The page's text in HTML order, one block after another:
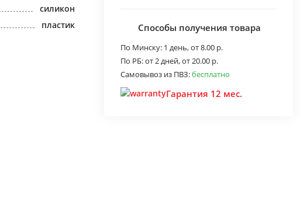
силикон
пластик
Способы получения товара
По Минску: 1 день,от 8.00 р.
По РБ:от 2 дней,от 20.00 р.
Самовывоз из ПВЗ:бесплатно
Гарантия 12 мес.